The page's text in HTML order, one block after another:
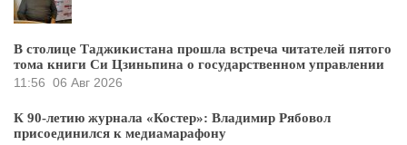
В столице Таджикистана прошла встреча читателей пятого
тома книги Си Цзиньпина о государственном управлении
11:56 06 Авг 2026
К 90-летию журнала «Костер»: Владимир Рябовол
присоединился к медиамарафону